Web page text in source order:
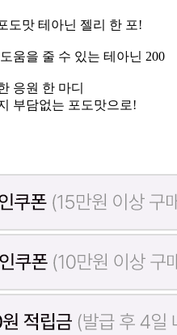
도맛 테아닌 젤리 한 포!
움을 줄 수 있는 테아닌 200
응원 한 마디
부담없는 포도맛으로!